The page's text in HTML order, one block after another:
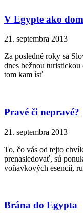
V Egypte ako
21. septembra 2013
Za posledné roky sa
dnes bežnou
tom kam ísť
Pravé či nepravé?
21. septembra 2013
To, čo vás od tejto
prenasledovať, sú
voňavkových esencií,
Brána do Egypta